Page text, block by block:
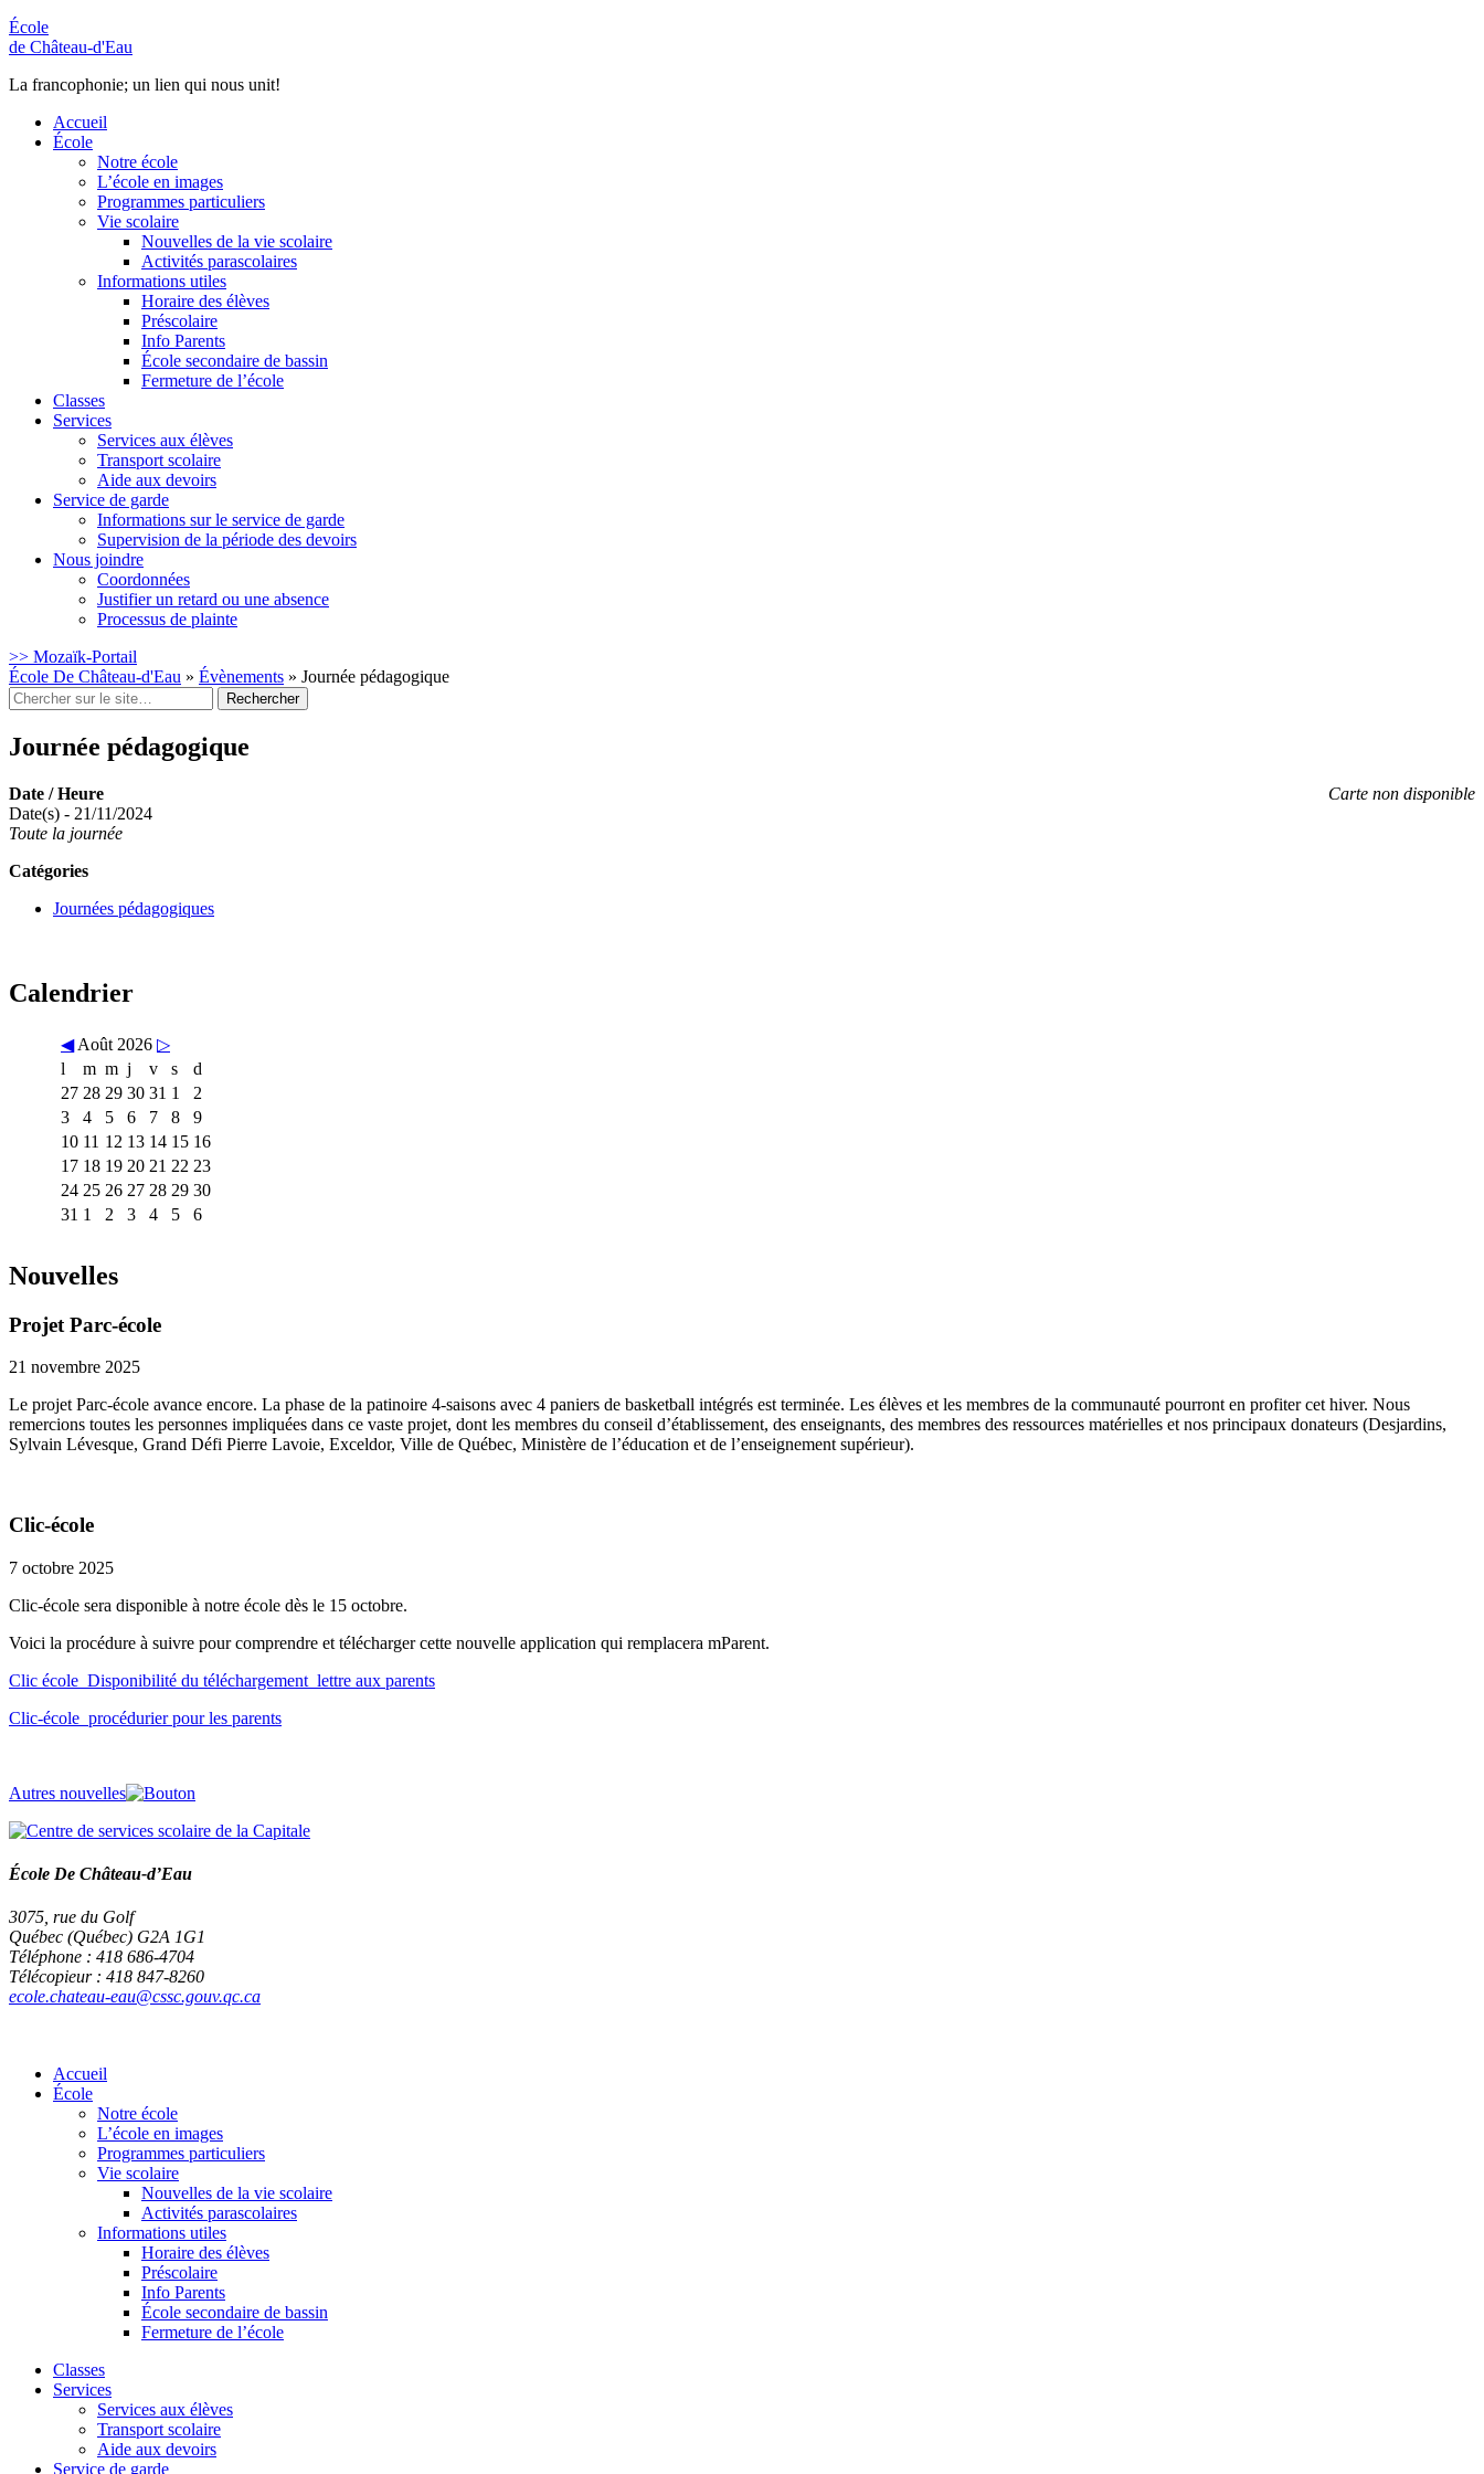
École
de Château-d'Eau
La francophonie; un lien qui nous unit!
Accueil
École
Notre école
L’école en images
Programmes particuliers
Vie scolaire
Nouvelles de la vie scolaire
Activités parascolaires
Informations utiles
Horaire des élèves
Préscolaire
Info Parents
École secondaire de bassin
Fermeture de l’école
Classes
Services
Services aux élèves
Transport scolaire
Aide aux devoirs
Service de garde
Informations sur le service de garde
Supervision de la période des devoirs
Nous joindre
Coordonnées
Justifier un retard ou une absence
Processus de plainte
>> Mozaïk-Portail
École De Château-d'Eau » Évènements » Journée pédagogique
Rechercher
:
Journée pédagogique
Carte non disponible
Date / Heure
Date(s) - 21/11/2024
Toute la journée
Catégories
Journées pédagogiques
Calendrier
◀ Août 2026 ▷
l
m m j v s
d
27 28 29 30 31 1
2
3
4 5 6 7 8
9
10 11 12 13 14 15 16
17 18 19 20 21 22 23
24 25 26 27 28 29 30
31 1 2 3 4 5 6
Nouvelles
Projet Parc-école
21 novembre 2025
Le projet Parc-école avance encore. La phase de la patinoire 4-saisons avec 4 paniers de basketball intégrés est terminée. Les élèves et les membres de la communauté pourront en profiter cet hiver. Nous
remercions toutes les personnes impliquées dans ce vaste projet, dont les membres du conseil d’établissement, des enseignants, des membres des ressources matérielles et nos principaux donateurs (Desjardins,
Sylvain Lévesque, Grand Défi Pierre Lavoie, Exceldor, Ville de Québec, Ministère de l’éducation et de l’enseignement supérieur).
Clic-école
7 octobre 2025
Clic-école sera disponible à notre école dès le 15 octobre.
Voici la procédure à suivre pour comprendre et télécharger cette nouvelle application qui remplacera mParent.
Clic école_Disponibilité du téléchargement_lettre aux parents
Clic-école_procédurier pour les parents
Autres nouvelles
École De Château-d’Eau
3075, rue du Golf
Québec (Québec) G2A 1G1
Téléphone : 418 686-4704
Télécopieur : 418 847-8260
ecole.chateau-eau@cssc.gouv.qc.ca
Accueil
École
Notre école
L’école en images
Programmes particuliers
Vie scolaire
Nouvelles de la vie scolaire
Activités parascolaires
Informations utiles
Horaire des élèves
Préscolaire
Info Parents
École secondaire de bassin
Fermeture de l’école
Classes
Services
Services aux élèves
Transport scolaire
Aide aux devoirs
Service de garde